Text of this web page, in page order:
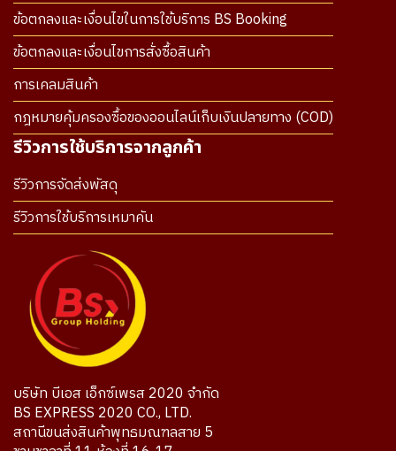
ข้อตกลงและเงื่อนไขในการใช้บริการ BS Booking
ข้อตกลงและเงื่อนไขการสั่งซื้อสินค้า
การเคลมสินค้า
กฎหมายคุ้มครองซื้อของออนไลน์เก็บเงินปลายทาง (COD)
รีวิวการใช้บริการจากลูกค้า
รีวิวการจัดส่งพัสดุ
รีวิวการใช้บริการเหมาคัน
บริษัท บีเอส เอ็กซ์เพรส 2020 จำกัด
BS EXPRESS 2020 CO., LTD.
สถานีขนส่งสินค้าพุทธมณฑลสาย 5